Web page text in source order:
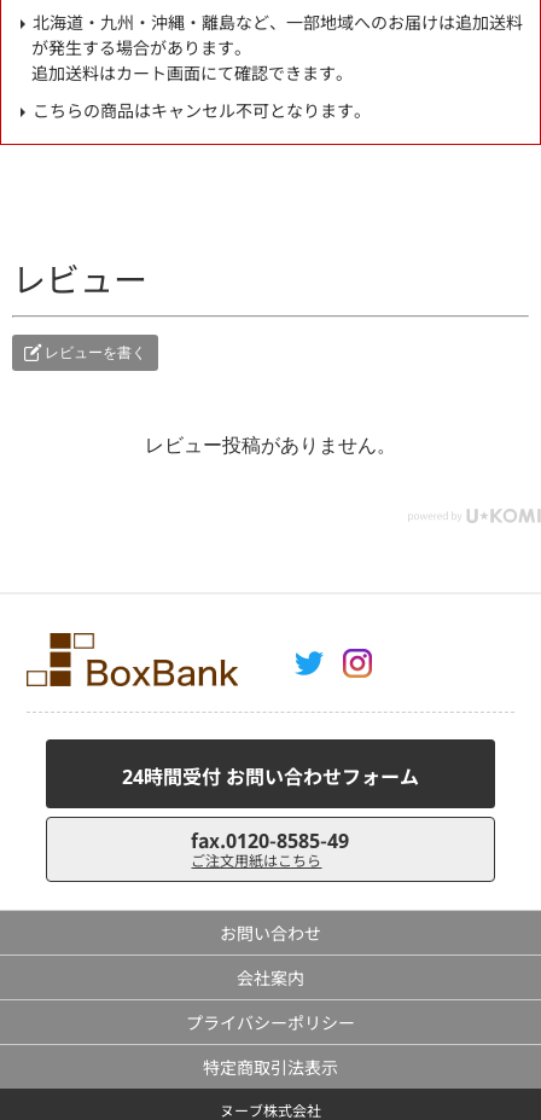
北海道・九州・沖縄・離島など、一部地域へのお届けは追加送料
が発生する場合があります。
追加送料はカート画面にて確認できます。
こちらの商品はキャンセル不可となります。
レビュー
レビューを書く
レビュー投稿がありません。
24時間受付 お問い合わせフォーム
fax.0120-8585-49
ご注文用紙はこちら
お問い合わせ
会社案内
プライバシーポリシー
特定商取引法表示
ヌーブ株式会社